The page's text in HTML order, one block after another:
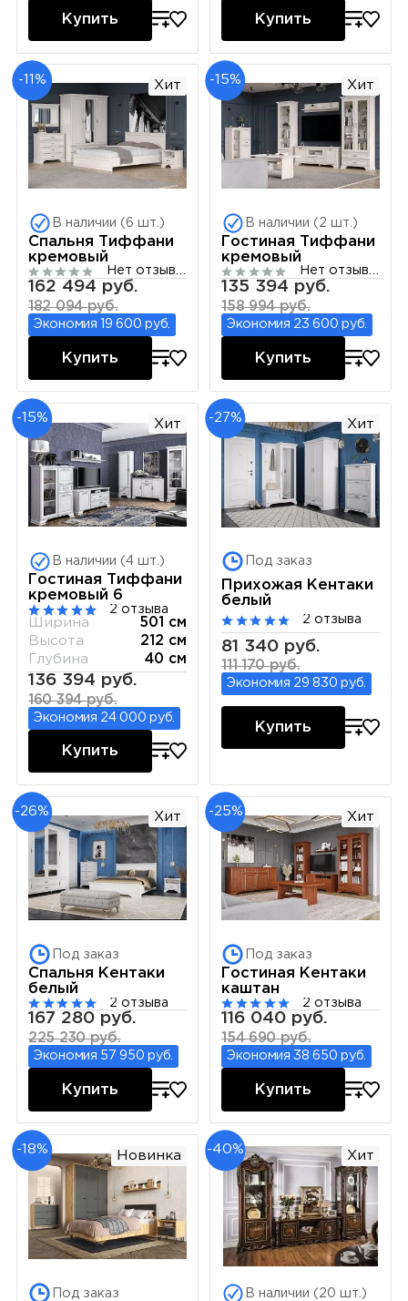
Купить Купить
-11% Хит
В наличии (6 шт.)
Спальня Тиффани
кремовый
Нет отзывов
162 494 руб.
182 094 руб.
Экономия 19 600 руб.
Купить
-15% Хит
В наличии (2 шт.)
Гостиная Тиффани
кремовый
Нет отзывов
135 394 руб.
158 994 руб.
Экономия 23 600 руб.
Купить
-15% Хит
В наличии (4 шт.)
Гостиная Тиффани
кремовый 6
2 отзыва
Ширина
501 см
Высота
212 см
Глубина
40 см
136 394 руб.
160 394 руб.
Экономия 24 000 руб.
Купить
-27% Хит
Под заказ
Прихожая Кентаки
белый
2 отзыва
81 340 руб.
111 170 руб.
Экономия 29 830 руб.
Купить
-26% Хит
Под заказ
Спальня Кентаки
белый
2 отзыва
167 280 руб.
225 230 руб.
Экономия 57 950 руб.
Купить
-25% Хит
Под заказ
Гостиная Кентаки
каштан
2 отзыва
116 040 руб.
154 690 руб.
Экономия 38 650 руб.
Купить
-18% Новинка
Под заказ
-40% Хит
В наличии (20 шт.)